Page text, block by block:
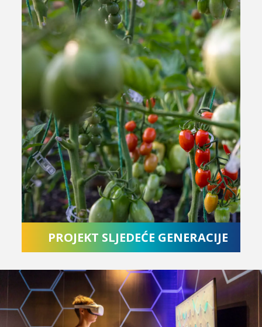
PROJEKT SLJEDEĆE GENERACIJE